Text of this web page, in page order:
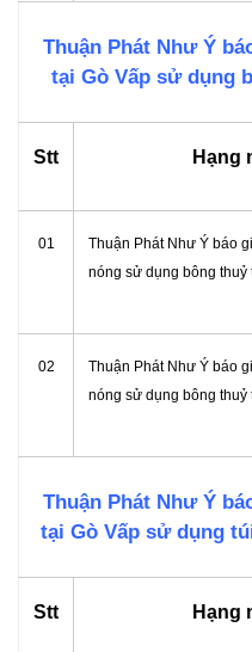
Thuận Phát Như Ý
tại Gò Vấp sử dụng
Stt Hạng
01
Thuận Phát Như Ý báo
nóng sử dụng bông thuỷ
02
Thuận Phát Như Ý báo
nóng sử dụng bông thuỷ
Thuận Phát Như Ý
tại Gò Vấp sử dụng
Stt Hạng